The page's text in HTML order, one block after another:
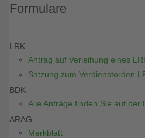
Formulare
LRK
Antrag auf Verleihung eines
Satzung zum Verdienstorden
BDK
Alle Anträge finden Sie auf der
ARAG
Merkblatt